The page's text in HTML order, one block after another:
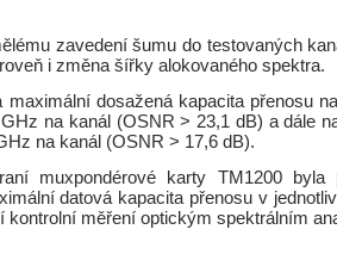
zavedení šumu do testovaných
i změna šířky alokovaného spektra.
maximální dosažená kapacita přenosu
na kanál (OSNR > 23,1 dB) a dále
na kanál (OSNR > 17,6 dB).
muxpondérové karty TM1200 byla
datová kapacita přenosu v
kontrolní měření optickým spektrálním